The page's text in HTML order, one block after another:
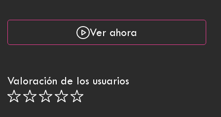
Ver ahora
Valoración de los usuarios